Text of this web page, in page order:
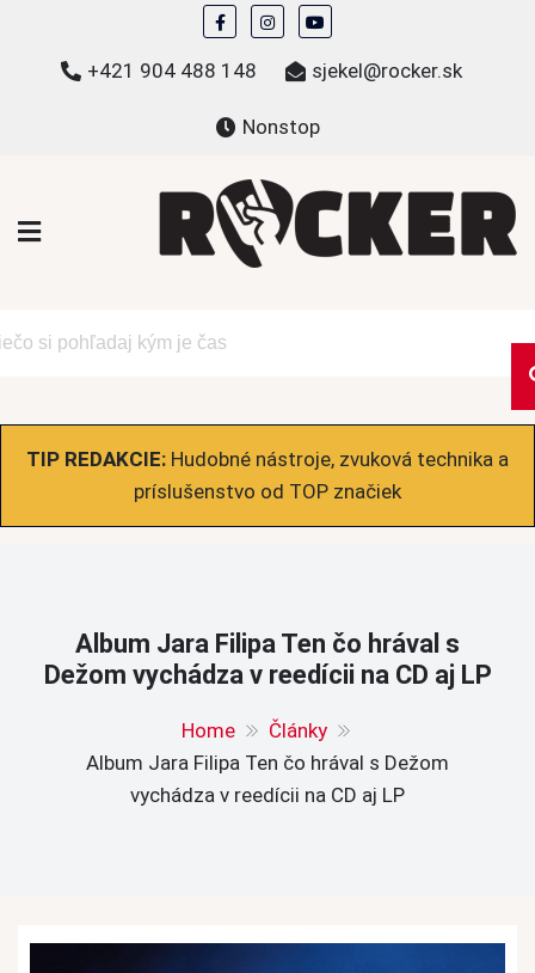
content
+421 904 488 148 sjekel@rocker.sk
Nonstop
TIP REDAKCIE: Hudobné nástroje, zvuková technika a
príslušenstvo od TOP značiek
Album Jara Filipa Ten čo hrával s
Dežom vychádza v reedícii na CD aj LP
Home
Články
Album Jara Filipa Ten čo hrával s Dežom
vychádza v reedícii na CD aj LP